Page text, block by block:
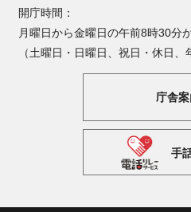
開庁時間：
月曜日から金曜日の午前8時30分
（土曜日・日曜日、祝日・休日、
庁舎
手